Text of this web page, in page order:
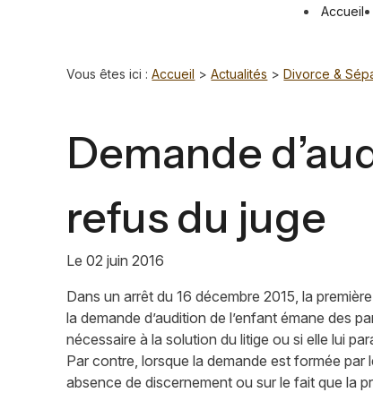
Accueil
Vous êtes ici : Accueil >Actualités >Divorce &
Demande
refus du juge
Le02 juin 2016
Dans un arrêt du 16 décembre 2015, la
la demande d’audition de l’enfant émane des
nécessaire à la solution du litige ou si elle lui
Par contre, lorsque la demande est formée par
absence de discernement ou sur le fait que la